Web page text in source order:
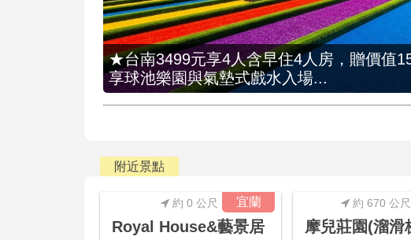
★台南3499元享4人含早住4人房，贈價值
享球池樂園與氣墊式戲水入場...
附近景點
宜蘭
約 0 公尺
Royal House&藝景居
約 670 公尺
摩兒莊園(溜滑